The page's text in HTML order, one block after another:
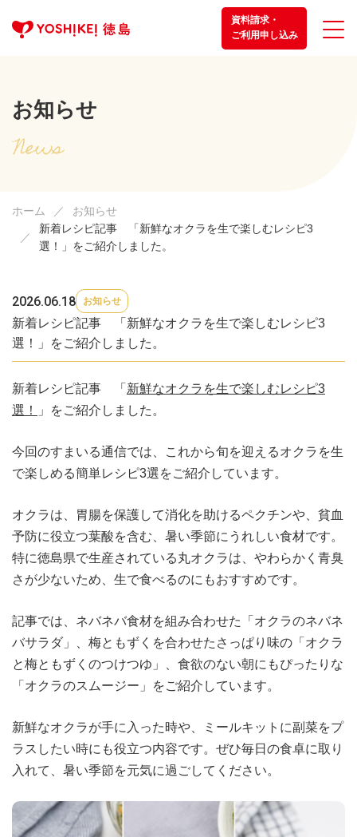
資料請求・
ご利用申し込み
お知らせ
ホーム
お知らせ
新着レシピ記事 「新鮮なオクラを生で楽しむレシピ3
選！」をご紹介しました。
2026.06.18 お知らせ
新着レシピ記事 「新鮮なオクラを生で楽しむレシピ3
選！」をご紹介しました。
新着レシピ記事 「 新鮮なオクラを生で楽しむレシピ3
選！
」をご紹介しました。
今回のすまいる通信では、これから旬を迎えるオクラを生
で楽しめる簡単レシピ3選をご紹介しています。
オクラは、胃腸を保護して消化を助けるペクチンや、貧血
予防に役立つ葉酸を含む、暑い季節にうれしい食材です。
特に徳島県で生産されている丸オクラは、やわらかく青臭
さが少ないため、生で食べるのにもおすすめです。
記事では、ネバネバ食材を組み合わせた「オクラのネバネ
バサラダ」、梅ともずくを合わせたさっぱり味の「オクラ
と梅ともずくのつけつゆ」、食欲のない朝にもぴったりな
「オクラのスムージー」をご紹介しています。
新鮮なオクラが手に入った時や、ミールキットに副菜をプ
ラスしたい時にも役立つ内容です。ぜひ毎日の食卓に取り
入れて、暑い季節を元気に過ごしてください。